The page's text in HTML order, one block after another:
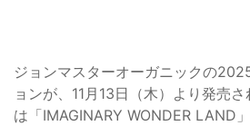
ジョンマスターオーガニックの
ョンが、11月13日（木）より発売
は「IMAGINARY WONDER LAND